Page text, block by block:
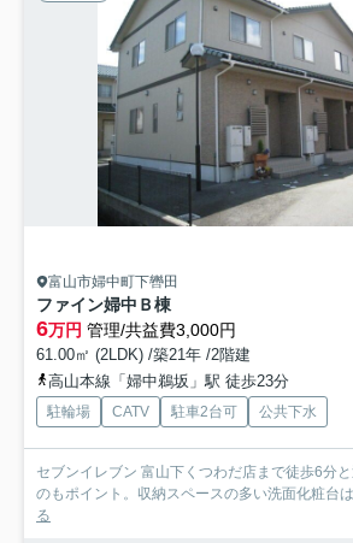
富山市婦中町下轡田
ファイン婦中Ｂ棟
6万円 管理/共益費3,000円
61.00㎡ (2LDK) /築21年 /2階建
高山本線「婦中鵜坂」駅 徒歩23分
駐輪場 CATV 駐車2台可 公共下水
セブンイレブン 富山下くつわだ店まで徒歩6分
のもポイント。収納スペースの多い洗面化粧台
る